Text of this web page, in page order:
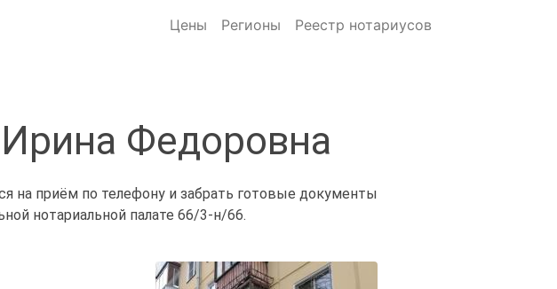
Цены Регионы Реестр нотариусов
Федоровна
на приём по телефону и забрать готовые документы
нотариальной палате 66/3-н/66.